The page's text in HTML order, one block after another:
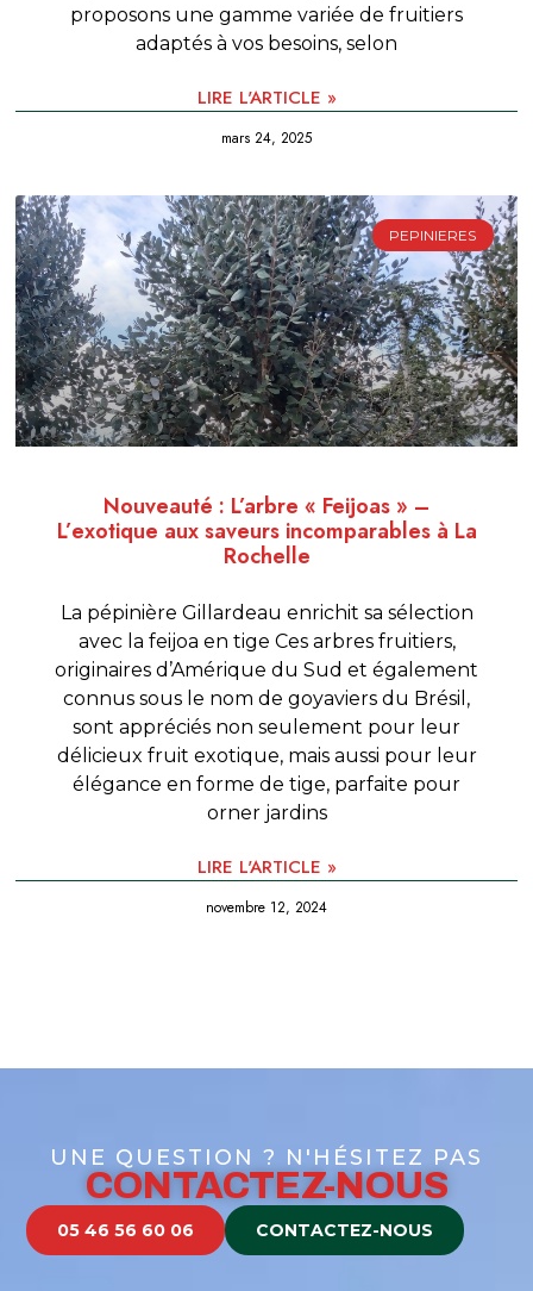
proposons une gamme variée de fruitiers
adaptés à vos besoins, selon
LIRE L'ARTICLE »
mars 24, 2025
PEPINIERES
Nouveauté : L’arbre « Feijoas » –
L’exotique aux saveurs incomparables à La
Rochelle
La pépinière Gillardeau enrichit sa sélection
avec la feijoa en tige Ces arbres fruitiers,
originaires d’Amérique du Sud et également
connus sous le nom de goyaviers du Brésil,
sont appréciés non seulement pour leur
délicieux fruit exotique, mais aussi pour leur
élégance en forme de tige, parfaite pour
orner jardins
LIRE L'ARTICLE »
novembre 12, 2024
UNE QUESTION ? N'HÉSITEZ PAS
CONTACTEZ-NOUS
05 46 56 60 06 CONTACTEZ-NOUS